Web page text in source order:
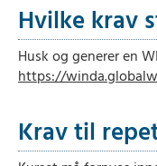
Hvilke krav
Husk og generer en
https://
Krav til